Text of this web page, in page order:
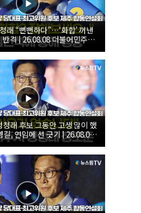
래 “뻔뻔하다”…‘화합’ 꺼낸
격 | 26.08.08 더불어민주당
후보 제주 합동연설회
임에 선 긋기 | 26.08.08
대표·최고위원 후보 제주 합